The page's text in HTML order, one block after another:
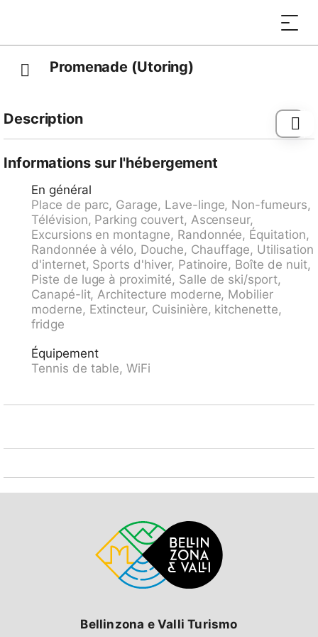
Promenade (Utoring)
Description
localité, à 500 m du centre, situation tranquille.
Infrastructures de la Maison: salon, ping-pong,
kiosque, ascenseur, local pour les skis, chauffage
central, lave-linge (en commun). Accès en voiture
jusqu'à la maison (route de montagne). En hiver, merci
de prévoir des chaînes, en hiver 4x4 recommandé.
Place de parking (nombre de places limité, en sus)
près de la maison, garage en commun (en sus),
parking public couvert à 800 m. Magasins 500 m,
arrêt de bus "Arosa, Rathaus" 400 m, gare ferroviaire
"Arosa" 1 km. Remontées mécaniques, pistes de ski.
Piste de luge 500 m. Service de livraison disponible.
Attention: les places de parking ou de garage doivent
être préalablement réservées auprès du responsable
Informations sur l'hébergement
En général
Place de parc, Garage, Lave-linge, Non-fumeurs,
Télévision, Parking couvert, Ascenseur,
Excursions en montagne, Randonnée, Équitation,
Randonnée à vélo, Douche, Chauffage, Utilisation
d'internet, Sports d'hiver, Patinoire, Boîte de nuit,
Piste de luge à proximité, Salle de ski/sport,
Canapé-lit, Architecture moderne, Mobilier
moderne, Extincteur, Cuisinière, kitchenette,
fridge
Équipement
Tennis de table, WiFi
Bellinzona e Valli Turismo